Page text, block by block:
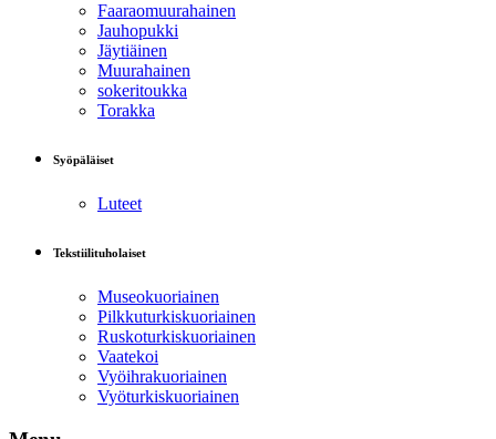
Faaraomuurahainen
Jauhopukki
Jäytiäinen
Muurahainen
sokeritoukka
Torakka
Syöpäläiset
Luteet
Tekstiilituholaiset
Museokuoriainen
Pilkkuturkiskuoriainen
Ruskoturkiskuoriainen
Vaatekoi
Vyöihrakuoriainen
Vyöturkiskuoriainen